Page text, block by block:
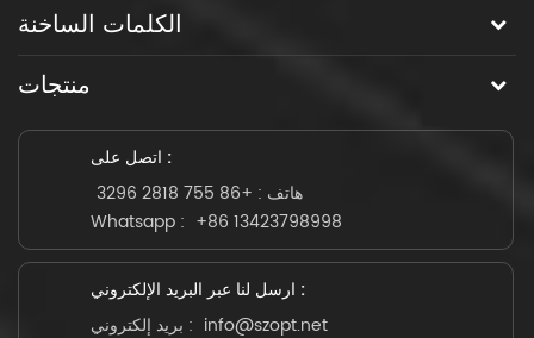
الكلمات الساخنة
منتجات
اتصل على :
هاتف : +86 755 2818 3296
Whatsapp : +86 13423798998
ارسل لنا عبر البريد الإلكتروني :
بريد إلكتروني : info@szopt.net